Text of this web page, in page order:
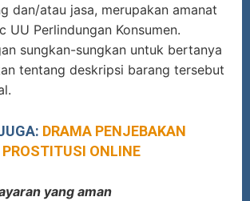
dan/atau jasa, merupakan amanat
UU Perlindungan Konsumen.
sungkan-sungkan untuk bertanya
tentang deskripsi barang tersebut
DRAMA PENJEBAKAN
PROSTITUSI ONLINE
yang aman